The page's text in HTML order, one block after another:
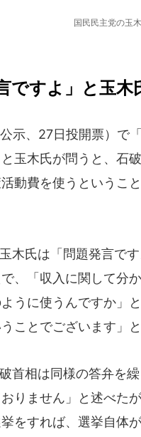
国民民主党の玉
ですよ」と玉木
示、27日投開票）で
玉木氏が問うと、石
動費を使うというこ
木氏は「問題発言で
、「収入に関して分
うに使うんですか」
ことでございます」と
首相は同様の答弁を
りません」と述べた
をすれば、選挙自体